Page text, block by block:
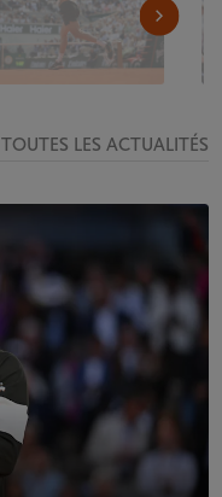
TOUTES LES ACTUALITÉS